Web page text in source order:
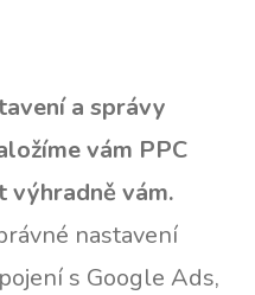
a správy
vám PPC
výhradně vám.
nastavení
s Google Ads,